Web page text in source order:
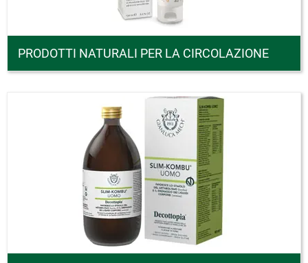
PRODOTTI NATURALI PER LA CIRCOLAZIONE